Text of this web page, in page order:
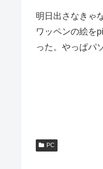
明日出さなきゃ
ワッペンの絵を
った。やっぱパ
PC